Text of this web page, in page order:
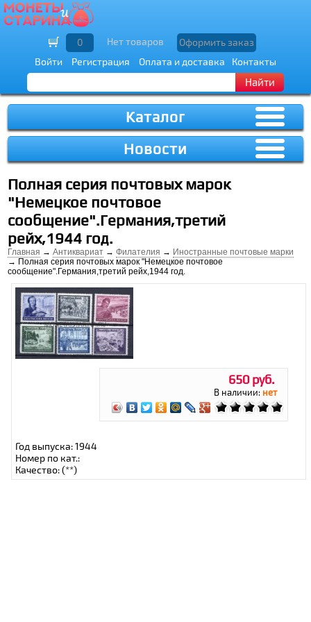
Войти Регистрация Оплата и доставка Контакты
Найти
0 Нет товаров Оформить заказ
Каталог
Новости
Полная серия почтовых марок
"Немецкое почтовое
сообщение".Германия,третий
рейх,1944 год.
Главная →Антиквариат →Филателия → Иностранные почтовые марки
→ Полная серия почтовых марок "Немецкое почтовое
сообщение".Германия,третий рейх,1944 год.
650 руб.
В наличии: нет
Год выпуска: 1944
Номер по кат.:
Качество: (**)